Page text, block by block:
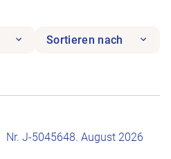
Sortieren nach
Nr. J-5045648. August 2026